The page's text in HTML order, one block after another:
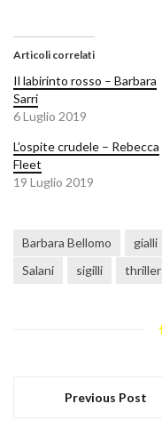
Articoli correlati
Il labirinto rosso – Barbara
Sarri
6 Luglio 2019
L’ospite crudele – Rebecca
Fleet
19 Luglio 2019
Barbara Bellomo gialli
Salani
sigilli thriller
Previous Post